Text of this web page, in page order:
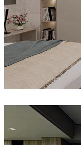
室内设计